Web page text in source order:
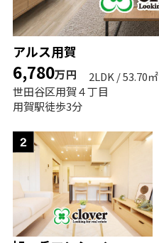
アルス用賀
6,780万円
2LDK / 53.70㎡
世田谷区用賀４丁目
用賀駅徒歩3分